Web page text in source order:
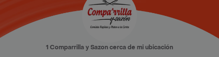
1 Comparrilla y Sazon cerca de mi ubicación